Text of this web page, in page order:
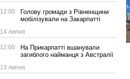
12:00
Голову громади з Рівненщини
мобілізували на Закарпатті
14 липня
12:00
На Прикарпатті вшанували
загиблого найманця з Австралії
13 липня